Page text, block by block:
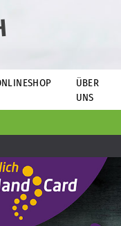
ÜBER
UNS